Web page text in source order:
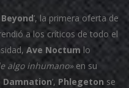
’, la primera oferta de
a los críticos de todo el
Ave Noctum lo
algo inhumano» en su
Damnation’, Phlegeton se